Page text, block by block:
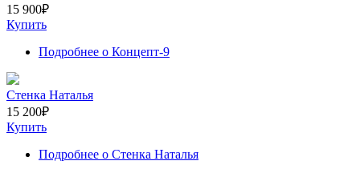
15 900₽
Купить
Подробнее о Концепт-9
Стенка Наталья
15 200₽
Купить
Подробнее о Стенка Наталья